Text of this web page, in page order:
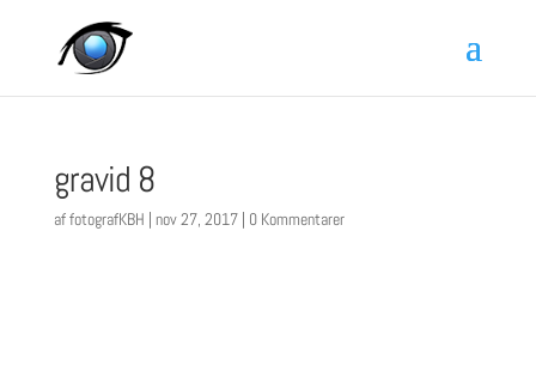
gravid 8
affotografKBH | nov 27, 2017| 0 Kommentarer